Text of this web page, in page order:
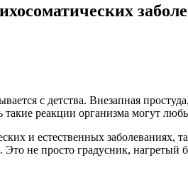
с детства. Внезапная
такие реакции организма могут
и естественных
не просто градусник,